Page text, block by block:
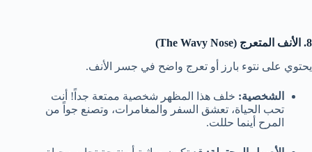
8. الأنف المتعرج (The Wavy Nose)
يحتوي على نتوء بارز أو تعرج واضح في جسر الأنف.
الشخصية: خلف هذا المظهر شخصية ممتعة جداً! أنت
تحب الحياة، تعشق السفر والمغامرات، وتصنع جواً من
المرح أينما حللت.